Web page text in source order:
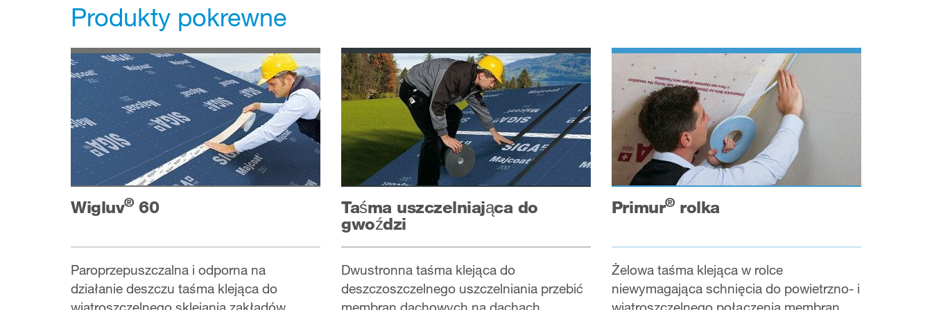
Produkty pokrewne
Wigluv®60
Paroprzepuszczalna i odporna na
działanie deszczu taśma klejąca do
wiatroszczelnego sklejania zakładów
Taśma uszczelniająca do
gwoździ
Dwustronna taśma klejąca do
deszczoszczelnego uszczelniania przebić
membran dachowych na dachach
Primur®rolka
Żelowa taśma klejąca w rolce
niewymagająca schnięcia do powietrzno- i
wiatroszczelnego połączenia membran